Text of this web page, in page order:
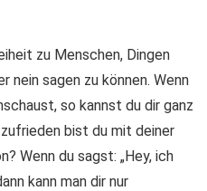
zu Menschen, Dingen
nein sagen zu können. Wenn
so kannst du dir ganz
bist du mit deiner
Wenn du sagst: „Hey, ich
kann man dir nur